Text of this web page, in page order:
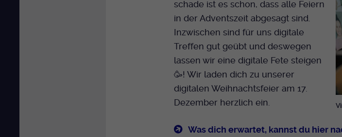
schade ist es schon, dass alle Feiern
in der Adventszeit abgesagt sind.
Inzwischen sind für uns digitale
Treffen gut geübt und deswegen
lassen wir eine digitale Fete steigen
🥳! Wir laden dich zu unserer
digitalen Weihnachtsfeier am 17.
Dezember herzlich ein.
Was dich erwartet, kannst du hier
Laufzeit Ende der Sitzung
Zweck
PHP Daten
die PHP session()
Name uid
Anbieter
Anbieter Medienhaus der
Laufzeit 1 Jahr
Zweck
Speicherung der
Einstellungen
Spotify
Giphy
TikTok